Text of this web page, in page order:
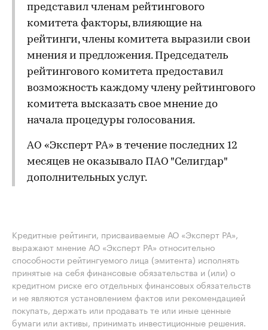
представил членам рейтингового
комитета факторы, влияющие на
рейтинги, члены комитета выразили свои
мнения и предложения. Председатель
рейтингового комитета предоставил
возможность каждому члену рейтингового
комитета высказать свое мнение до
начала процедуры голосования.
АО «Эксперт РА» в течение последних 12
месяцев не оказывало ПАО "Селигдар"
дополнительных услуг.
Кредитные рейтинги, присваиваемые АО «Эксперт РА»,
выражают мнение АО «Эксперт РА» относительно
способности рейтингуемого лица (эмитента) исполнять
принятые на себя финансовые обязательства и (или) о
кредитном риске его отдельных финансовых обязательств
и не являются установлением фактов или рекомендацией
покупать, держать или продавать те или иные ценные
бумаги или активы, принимать инвестиционные решения.